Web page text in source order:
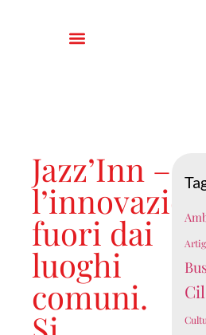
Jazz’Inn –
fuori dai
luoghi
comuni.